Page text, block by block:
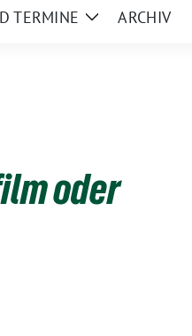
TERMINE
ZeigeARCHIV
oder